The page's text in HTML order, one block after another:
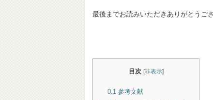
最後までお読みいただきありがとうご
目次 [非表示]
0.1参考文献